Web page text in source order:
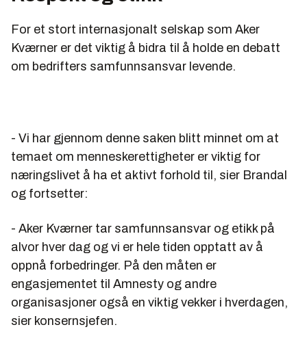
For et stort internasjonalt selskap som Aker
Kværner er det viktig å bidra til å holde en debatt
om bedrifters samfunnsansvar levende.
- Vi har gjennom denne saken blitt minnet om at
temaet om menneskerettigheter er viktig for
næringslivet å ha et aktivt forhold til, sier Brandal
og fortsetter:
- Aker Kværner tar samfunnsansvar og etikk på
alvor hver dag og vi er hele tiden opptatt av å
oppnå forbedringer. På den måten er
engasjementet til Amnesty og andre
organisasjoner også en viktig vekker i hverdagen,
sier konsernsjefen.